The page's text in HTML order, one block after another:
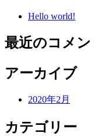
Hello world!
最近のコメン
アーカイブ
2020年2月
カテゴリー